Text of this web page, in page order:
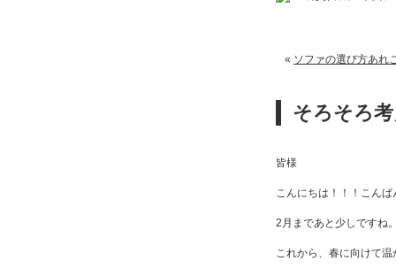
« ソファの選び方あれ
そろそろ
皆様
こんにちは！！！こんば
2月まであと少しですね
これから、春に向けて